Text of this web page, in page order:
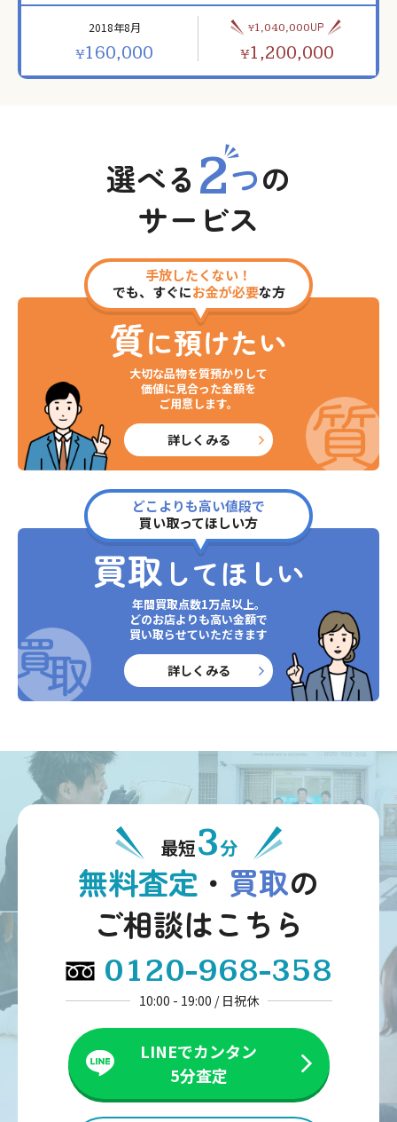
2018年8月
¥160,000
¥1,040,000UP
¥1,200,000
選べる 2つの
サービス
手放したくない！
でも、すぐにお金が必要な方
質に預けたい
大切な品物を質預かりして
価値に見合った金額を
ご用意します。
詳しくみる
どこよりも高い値段で
買い取ってほしい方
買取 してほしい
年間買取点数1万点以上。
どのお店よりも高い金額で
買い取らせていただきます
詳しくみる
最短3分
無料査定 ・ 買取の
ご相談はこちら
0120-968-358
10:00 - 19:00 / 日祝休
LINEでカンタン
5分査定